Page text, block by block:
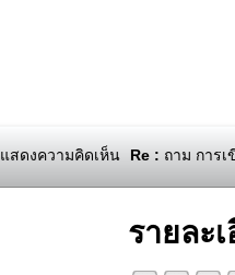
แสดงความคิดเห็น Re : ถาม การ
รายละ